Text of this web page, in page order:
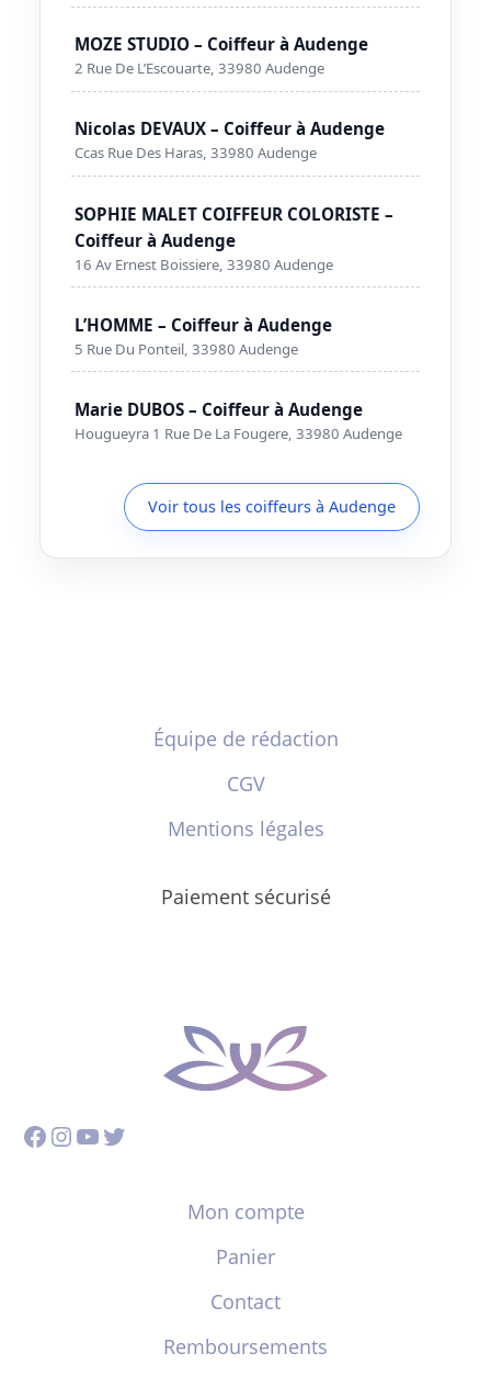
MOZE STUDIO – Coiffeur à Audenge
2 Rue De L’Escouarte, 33980 Audenge
Nicolas DEVAUX – Coiffeur à Audenge
Ccas Rue Des Haras, 33980 Audenge
SOPHIE MALET COIFFEUR COLORISTE –
Coiffeur à Audenge
16 Av Ernest Boissiere, 33980 Audenge
L’HOMME – Coiffeur à Audenge
5 Rue Du Ponteil, 33980 Audenge
Marie DUBOS – Coiffeur à Audenge
Hougueyra 1 Rue De La Fougere, 33980 Audenge
Voir tous les coiffeurs à Audenge
Équipe de rédaction
CGV
Mentions légales
Paiement sécurisé
Facebook
Instagram
YouTube
Twitter
Mon compte
Panier
Contact
Remboursements